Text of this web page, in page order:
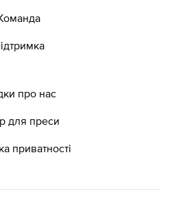
про нас
для преси
приватності